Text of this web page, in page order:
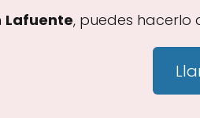
Lafuente, puedes hacerlo